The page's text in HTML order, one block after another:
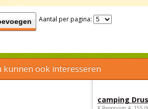
Aantal per pagina:
kunnen ook interesseren
camping